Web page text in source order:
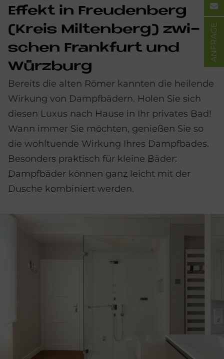
Ef­fe­kt in Freu­den­berg
(Kreis Mil­ten­berg) zwi­
schen Frank­furt und
Würz­burg
Bereits die alten Römer kannten die heilende
Wirkung von Dampfbädern. Holen Sie sich
diesen Luxus nach Hause in Ihr privates Bad!
Wann immer Sie möchten, genießen Sie so
die wohltuende Wirkung Ihres Dampfbades.
Besonders praktisch für kleine Bäder:
Dampfbäder können ganz leicht mit der
Dusche kombiniert werden.
ANFRAGE